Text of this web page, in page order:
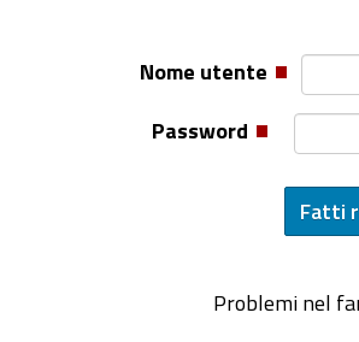
Nome utente
Password
Problemi nel